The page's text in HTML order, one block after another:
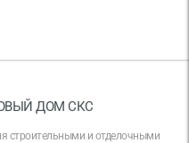
ДОМ СКС
строительными и отделочными